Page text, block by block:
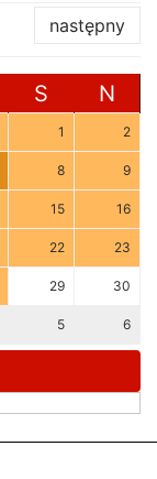
następny
S N
1 2
8 9
15 16
22 23
29 30
5 6